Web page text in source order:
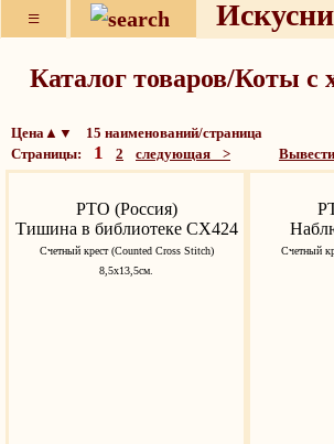
≡
Каталог товаров/Коты с
Цена▲▼ 15 наименований/страница
Страницы: 1 2 следующая >
РТО (Россия)
Тишина в библиотеке СХ424
Счетный крест (Counted Cross Stitch)
8,5х13,5см.
Счетный